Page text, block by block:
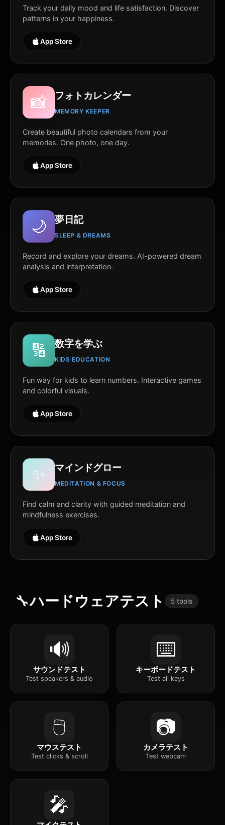
Track your daily mood and life satisfaction. Discover
patterns in your happiness.
App Store
📸 フォトカレンダー
MEMORY KEEPER
Create beautiful photo calendars from your
memories. One photo, one day.
App Store
🌙 夢日記
SLEEP & DREAMS
Record and explore your dreams. AI-powered dream
analysis and interpretation.
App Store
🔢 数字を学ぶ
KIDS EDUCATION
Fun way for kids to learn numbers. Interactive games
and colorful visuals.
App Store
✨ マインドグロー
MEDITATION & FOCUS
Find calm and clarity with guided meditation and
mindfulness exercises.
App Store
🔧ハードウェアテスト 5 tools
🔊
サウンドテスト
Test speakers & audio
⌨️
キーボードテスト
Test all keys
🖱️
マウステスト
Test clicks & scroll
📷
カメラテスト
Test webcam
🎤